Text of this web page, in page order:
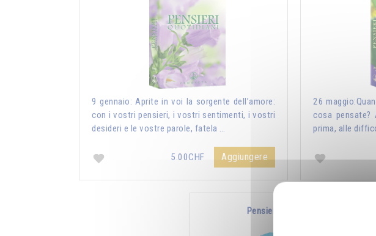
9 gennaio: Aprite in voi la sorgente dell’amore:
con i vostri pensieri, i vostri sentimenti, i vostri
desideri e le vostre parole, fatela …
5.00CHF Aggiungere
26
cosa pensate?
prima, alle
Pensieri Quotidiani 2021